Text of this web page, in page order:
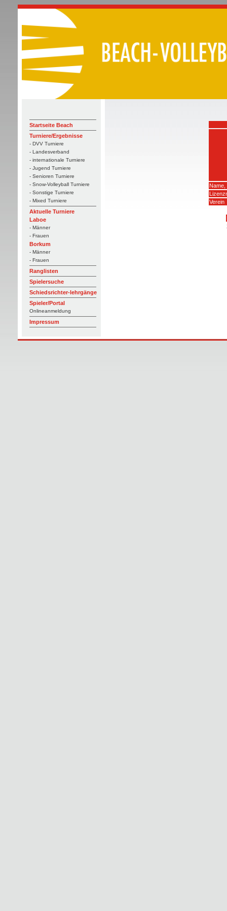
Startseite Beach
Turniere/Ergebnisse
- DVV Turniere
- Landesverband
- internationale Turniere
- Jugend Turniere
- Senioren Turniere
- Snow-Volleyball Turniere
- Sonstige Turniere
- Mixed Turniere
Aktuelle Turniere
Laboe
- Männer
- Frauen
Borkum
- Männer
- Frauen
Ranglisten
Spielersuche
Schiedsrichter-lehrgänge
Spieler/Portal
Onlineanmeldung
Impressum
Name,
Verein